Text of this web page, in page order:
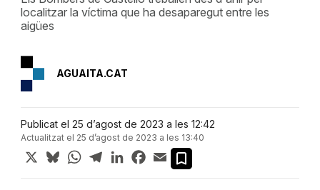
localitzar la víctima que ha desaparegut entre les
aigües
AGUAITA.CAT
Publicat el 25 d’agost de 2023 a les 12:42
Actualitzat el 25 d’agost de 2023 a les 13:40
X BlueskyWhatsApp
TelegramLinkedInFacebook
Email